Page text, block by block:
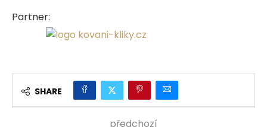
Partner:
SHARE
předchozí